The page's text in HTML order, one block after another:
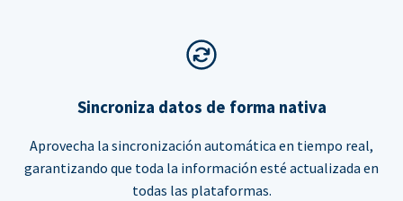
Sincroniza datos de forma nativa
Aprovecha la sincronización automática en tiempo real,
garantizando que toda la información esté actualizada en
todas las plataformas.